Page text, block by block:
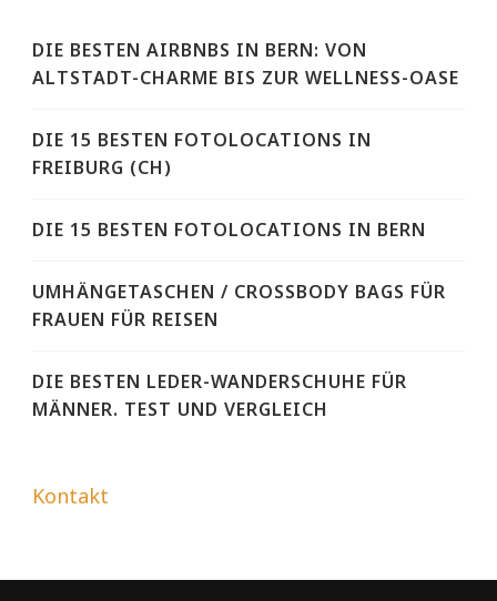
DIE BESTEN AIRBNBS IN BERN: VON
ALTSTADT-CHARME BIS ZUR WELLNESS-OASE
DIE 15 BESTEN FOTOLOCATIONS IN
FREIBURG (CH)
DIE 15 BESTEN FOTOLOCATIONS IN BERN
UMHÄNGETASCHEN / CROSSBODY BAGS FÜR
FRAUEN FÜR REISEN
DIE BESTEN LEDER-WANDERSCHUHE FÜR
MÄNNER. TEST UND VERGLEICH
Kontakt